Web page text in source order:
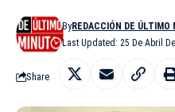
Last Updated: 25 De Abril
ByREDACCIÓN DE ÚLTIMO
Share